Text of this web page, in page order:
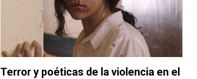
Terror y poéticas de la violencia en el